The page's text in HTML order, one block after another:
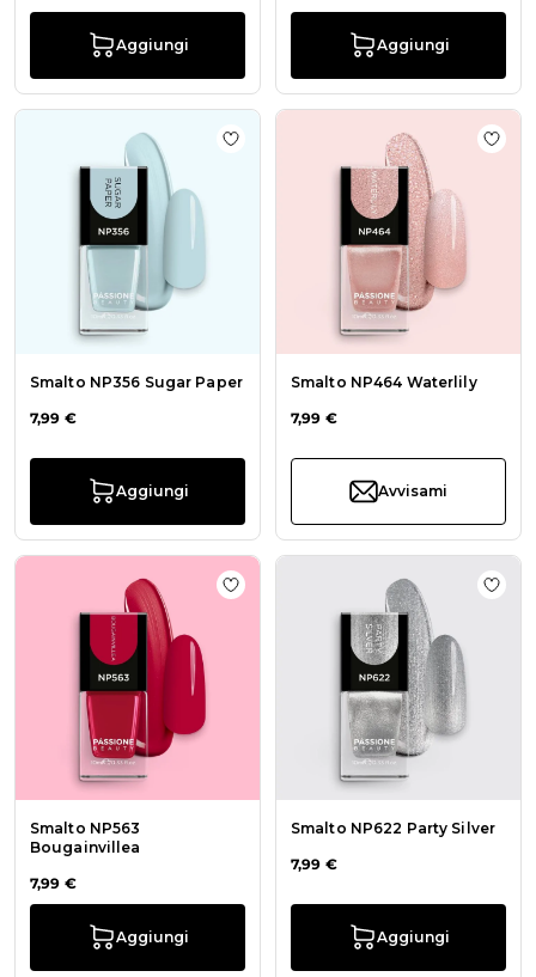
Aggiungi Aggiungi
Smalto NP356 Sugar Paper
7,99 €
Aggiungi
Aggiungi alla wishlist Smalto
Smalto NP464 Waterlily
7,99 €
Avvisami
Smalto NP563
Bougainvillea
7,99 €
Aggiungi
Aggiungi alla wishlist Smalto
Smalto NP622 Party Silver
7,99 €
Aggiungi